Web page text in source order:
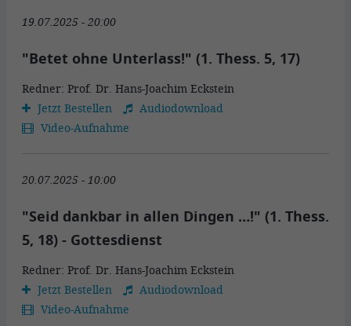
19.07.2025 - 20:00
"Betet ohne Unterlass!" (1. Thess. 5, 17)
Redner: Prof. Dr. Hans-Joachim Eckstein
Jetzt Bestellen
Audiodownload
Video-Aufnahme
20.07.2025 - 10:00
"Seid dankbar in allen Dingen …!" (1. Thess.
5, 18) - Gottesdienst
Redner: Prof. Dr. Hans-Joachim Eckstein
Jetzt Bestellen
Audiodownload
Video-Aufnahme